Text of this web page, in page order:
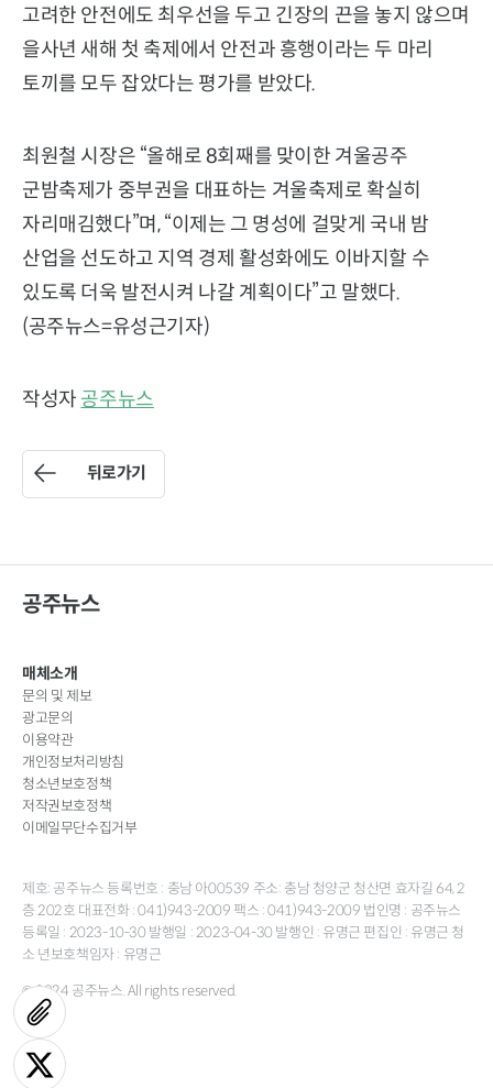
고려한 안전에도 최우선을 두고 긴장의 끈을 놓지 않으며
을사년 새해 첫 축제에서 안전과 흥행이라는 두 마리
토끼를 모두 잡았다는 평가를 받았다.
최원철 시장은 “올해로 8회째를 맞이한 겨울공주
군밤축제가 중부권을 대표하는 겨울축제로 확실히
자리매김했다”며, “이제는 그 명성에 걸맞게 국내 밤
산업을 선도하고 지역 경제 활성화에도 이바지할 수
있도록 더욱 발전시켜 나갈 계획이다”고 말했다.
(공주뉴스=유성근기자)
작성자 공주뉴스
뒤로가기
공주뉴스
매체소개
문의 및 제보
광고문의
이용약관
개인정보처리방침
청소년보호정책
저작권보호정책
이메일무단수집거부
제호: 공주뉴스 등록번호 : 충남 아00539 주소: 충남 청양군 청산면 효자길 64, 2
층 202호 대표전화 : 041)943-2009 팩스 : 041)943-2009 법인명 : 공주뉴스
등록일 : 2023-10-30 발행일 : 2023-04-30 발행인 : 유명근 편집인 : 유명근 청
소 년보호책임자 : 유명근
© 2024 공주뉴스. All rights reserved.